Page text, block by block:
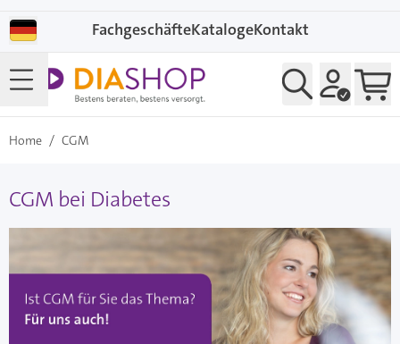
FachgeschäfteKatalogeKontakt
Home / CGM
CGM bei Diabetes